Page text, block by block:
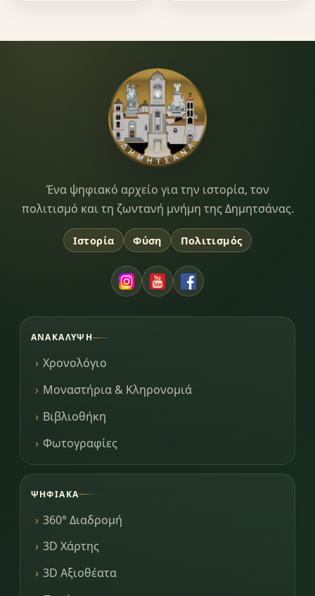
Dimitsana.gr
Ένα ψηφιακό αρχείο για την ιστορία, τον
πολιτισμό και τη ζωντανή μνήμη της Δημητσάνας.
Ιστορία Φύση Πολιτισμός
ΑΝΑΚΆΛΥΨΗ
Χρονολόγιο
Μοναστήρια & Κληρονομιά
Βιβλιοθήκη
Φωτογραφίες
ΨΗΦΙΑΚΆ
360° Διαδρομή
3D Χάρτης
3D Αξιοθέατα